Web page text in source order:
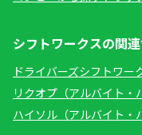
シフトワークスの関
ドライバーズシフトワー
リクオプ（アルバイト・
ハイソル（アルバイト・